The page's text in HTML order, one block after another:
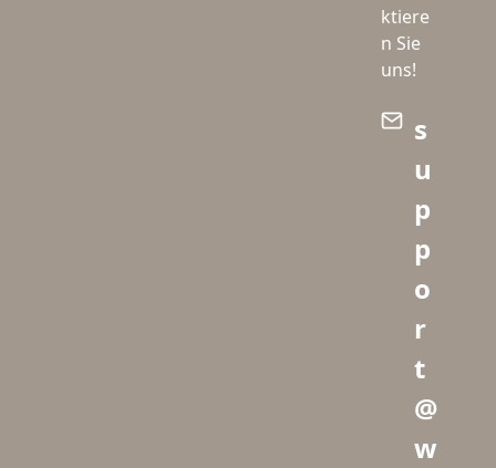
ktiere
n Sie
uns!
s
u
p
p
o
r
t
@
w